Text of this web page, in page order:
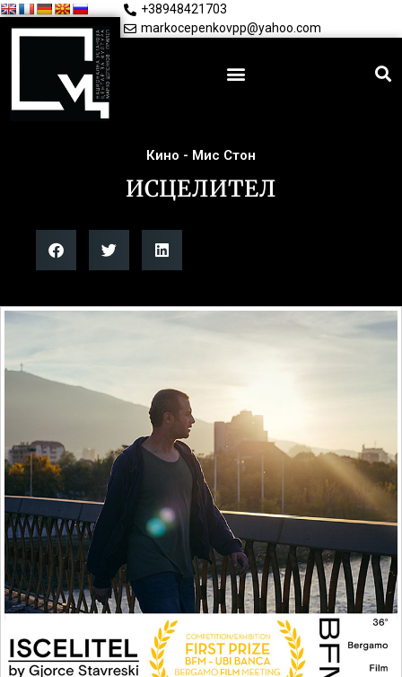
+38948421703
markocepenkovpp@yahoo.com
Кино - Мис Стон
ИСЦЕЛИТЕЛ